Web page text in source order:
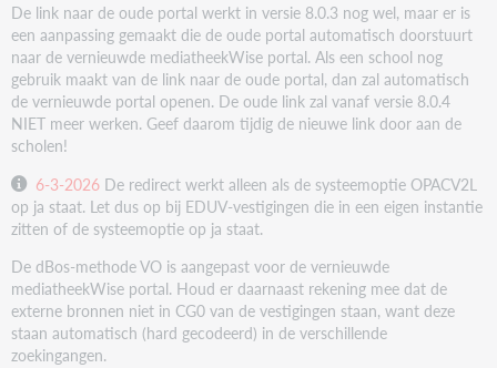
De link naar de oude portal werkt in versie 8.0.3 nog wel, maar er is
een aanpassing gemaakt die de oude portal automatisch doorstuurt
naar de vernieuwde mediatheekWise portal. Als een school nog
gebruik maakt van de link naar de oude portal, dan zal automatisch
de vernieuwde portal openen. De oude link zal vanaf versie 8.0.4
NIET meer werken. Geef daarom tijdig de nieuwe link door aan de
scholen!
6-3-2026 De redirect werkt alleen als de systeemoptie OPACV2L
op ja staat. Let dus op bij EDUV-vestigingen die in een eigen instantie
zitten of de systeemoptie op ja staat.
De dBos-methode VO is aangepast voor de vernieuwde
mediatheekWise portal. Houd er daarnaast rekening mee dat de
externe bronnen niet in CG0 van de vestigingen staan, want deze
staan automatisch (hard gecodeerd) in de verschillende
zoekingangen.